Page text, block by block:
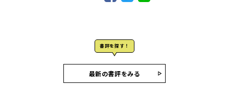
書評を探す！
最新の書評をみる